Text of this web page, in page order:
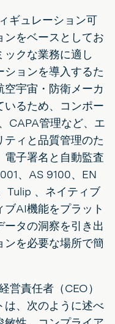
ギュレーション可
ンをベースとしてお
ックな業務に適し
ョンを導入するた
宇宙・防衛メーカ
いるため、コンポー
CAPA管理など、エ
ティと品質管理のた
電子署名と自動監査
、AS 9100、EN
Tulip 、ネイティブ
AI機能をプラット
ータの洞察を引き出
ンを必要な場所で簡
営責任者（CEO）
は、次のように述べ